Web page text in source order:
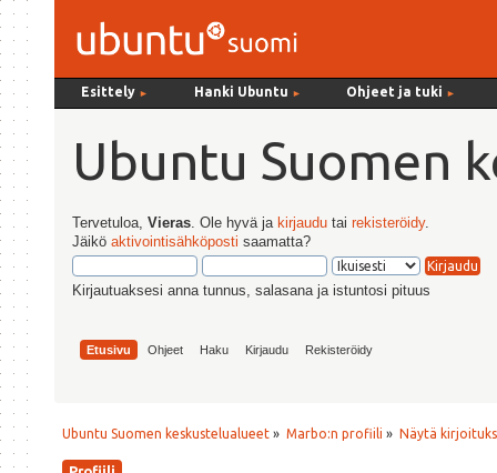
Esittely ► Hanki Ubuntu ► Ohjeet ja tuki ►
Ubuntu Suomen
Tervetuloa,Vieras . Ole hyvä ja kirjaudu tairekisteröidy.
Jäiköaktivointisähköposti saamatta?
Kirjautuaksesi anna tunnus, salasana ja istuntosi pituus
Etusivu Ohjeet Haku Kirjaudu Rekisteröidy
Ubuntu Suomen keskustelualueet » Marbo:n profiili » Näytä